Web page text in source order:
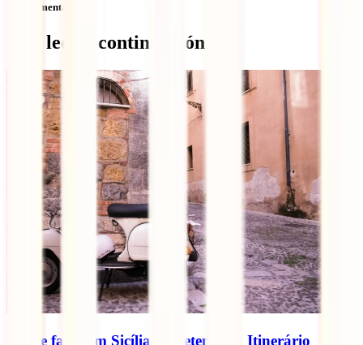
Sem comentários
Qué leer a continuación
O que fazer em Sicília em setembro: Itinerário